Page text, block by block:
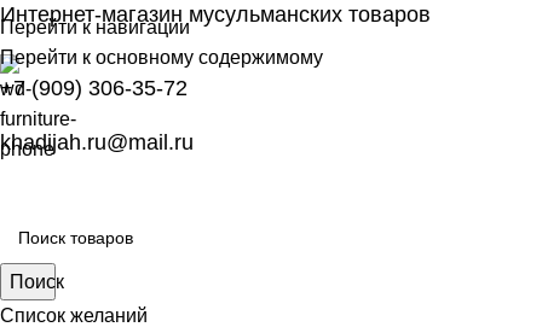
Перейти к навигации
Перейти к основному содержимому
Интернет-магазин мусульманских товаров
+7 (909) 306-35-72
khadijah.ru@mail.ru
Поиск
Список желаний